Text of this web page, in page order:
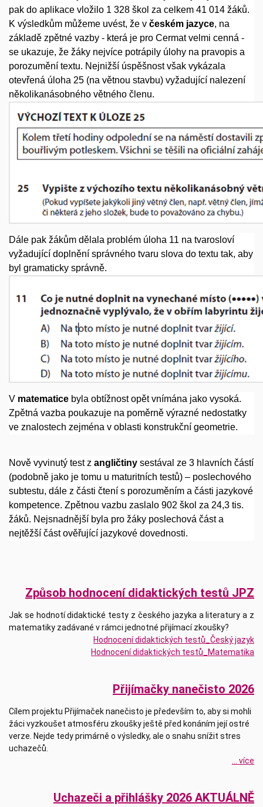
pak do aplikace vložilo 1 328 škol za celkem 41 014 žáků.
K výsledkům můžeme uvést, že v českém jazyce, na
základě zpětné vazby - která je pro Cermat velmi cenná -
se ukazuje, že žáky nejvíce potrápily úlohy na pravopis a
porozumění textu. Nejnižší úspěšnost však vykázala
otevřená úloha 25 (na větnou stavbu) vyžadující nalezení
několikanásobného větného členu.
Dále pak žákům dělala problém úloha 11 na tvarosloví
vyžadující doplnění správného tvaru slova do textu tak, aby
byl gramaticky správně.
V matematice byla obtížnost opět vnímána jako vysoká.
Zpětná vazba poukazuje na poměrně výrazné nedostatky
ve znalostech zejména v oblasti konstrukční geometrie.
Nově vyvinutý test z angličtiny sestával ze 3 hlavních částí
(podobně jako je tomu u maturitních testů) – poslechového
subtestu, dále z části čtení s porozuměním a části jazykové
kompetence. Zpětnou vazbu zaslalo 902 škol za 24,3 tis.
žáků. Nejsnadnější byla pro žáky poslechová část a
nejtěžší část ověřující jazykové dovednosti.
Způsob hodnocení didaktických testů JPZ
Jak se hodnotí didaktické testy z českého jazyka a literatury a z
matematiky zadávané v rámci jednotné přijímací zkoušky?
Hodnocení didaktických testů_Český jazyk
Hodnocení didaktických testů_Matematika
Přijímačky nanečisto 2026
Cílem projektu Přijímaček nanečisto je především to, aby si mohli
žáci vyzkoušet atmosféru zkoušky ještě před konáním její ostré
verze. Nejde tedy primárně o výsledky, ale o snahu snížit stres
uchazečů.
... více
Uchazeči a přihlášky 2026 AKTUÁLNĚ